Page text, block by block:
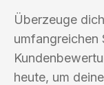
Überzeuge
umfangreichen
heute, um